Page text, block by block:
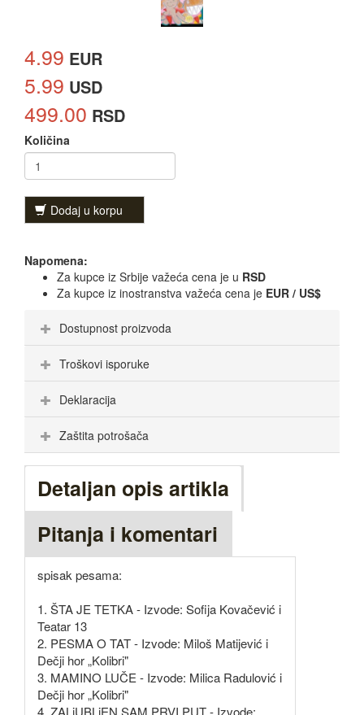
4.99 EUR
5.99 USD
499.00 RSD
Količina
Dodaj u korpu
Napomena:
Za kupce iz Srbije važeća cena je u RSD
Za kupce iz inostranstva važeća cena je EUR / US$
Dostupnost proizvoda
Troškovi isporuke
Deklaracija
Zaštita potrošača
Detaljan opis artikla
Pitanja i komentari
spisak pesama:
1. ŠTA JE TETKA - Izvode: Sofija Kovačević i
Teatar 13
2. PESMA O TAT - Izvode: Miloš Matijević i
Dečji hor „Kolibri"
3. MAMINO LUČE - Izvode: Milica Radulović i
Dečji hor „Kolibri"